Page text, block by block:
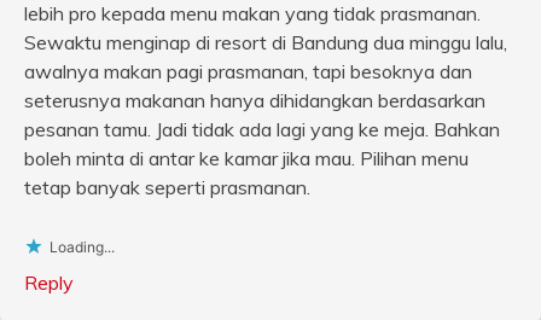
lebih pro kepada menu makan yang tidak prasmanan.
Sewaktu menginap di resort di Bandung dua minggu lalu,
awalnya makan pagi prasmanan, tapi besoknya dan
seterusnya makanan hanya dihidangkan berdasarkan
pesanan tamu. Jadi tidak ada lagi yang ke meja. Bahkan
boleh minta di antar ke kamar jika mau. Pilihan menu
tetap banyak seperti prasmanan.
Loading...
Reply